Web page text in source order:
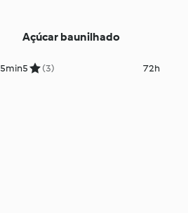
5min
Açúcar baunilhado
5 (3) 72h